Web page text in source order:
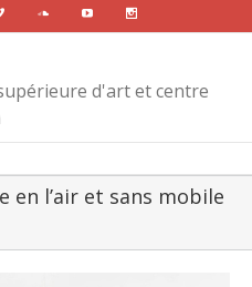
Vimeo SoundcloudYoutube
d'art et centre
l’air et sans mobile